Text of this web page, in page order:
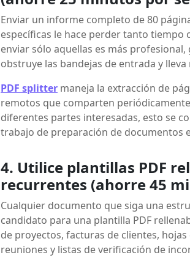
Enviar un informe completo de 80
específicas le hace perder tanto tiempo
enviar sólo aquellas es más
obstruye las bandejas de entrada y
PDF splitter maneja la extracción de
remotos que comparten
diferentes partes interesadas, esto se
trabajo de preparación de documentos
4. Utilice plantillas PDF
recurrentes (ahorre 45
Cualquier documento que siga una
candidato para una plantilla PDF
de proyectos, facturas de clientes,
reuniones y listas de verificación de